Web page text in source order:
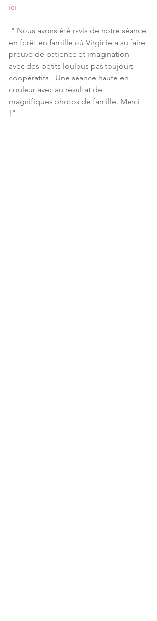
ici
en forêt en famille où Virginie a su faire
preuve de patience et imagination
avec des petits loulous pas toujours
coopératifs ! Une séance haute en
couleur avec au résultat de
magnifiques photos de famille. Merci
!"